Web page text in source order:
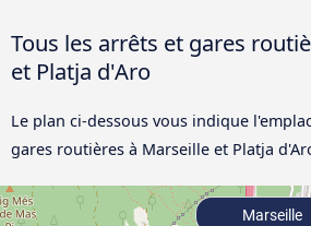
Tous les arrêts et gares
et Platja d'Aro
Le plan ci-dessous vous indique
gares routières à Marseille et Platja
Marseille